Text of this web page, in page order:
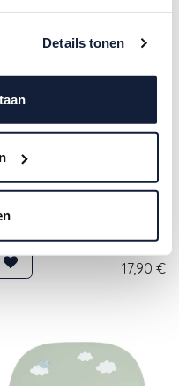
Details tonen
| Placemat Circus
Waterafstotend
17,90 €